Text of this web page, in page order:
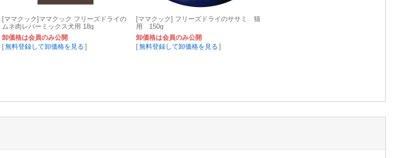
[ママクック]ママクック フリーズドライの
ムネ肉レバーミックス犬用 18g
卸価格は会員のみ公開
[無料登録して卸価格を見る ]
[ママクック] フリーズドライのササミ 猫
用 150g
卸価格は会員のみ公開
[無料登録して卸価格を見る ]